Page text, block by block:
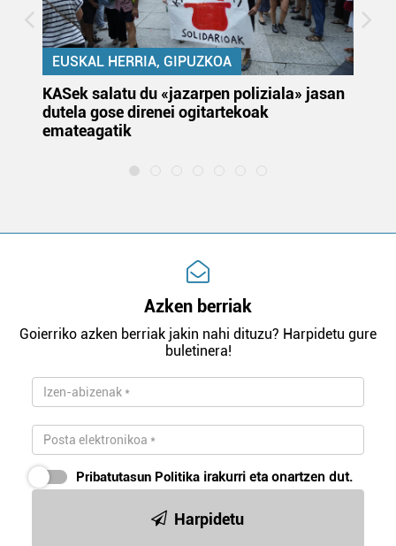
EUSKAL HERRIA, GIPUZKOA
KASek salatu du «jazarpen poliziala» jasan
dutela gose direnei ogitartekoak
emateagatik
Azken berriak
Goierriko azken berriak jakin nahi dituzu? Harpidetu gure
buletinera!
Pribatutasun Politika irakurri eta onartzen dut.
Harpidetu